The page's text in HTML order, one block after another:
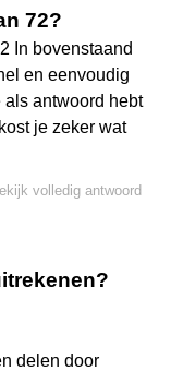
72?
In bovenstaand
en eenvoudig
als antwoord hebt
je zeker wat
volledig antwoord
delen door